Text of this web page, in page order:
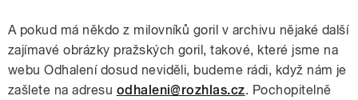
A pokud má někdo z milovníků goril v archivu nějaké další
zajímavé obrázky pražských goril, takové, které jsme na
webu Odhalení dosud neviděli, budeme rádi, když nám je
zašlete na adresu odhaleni@rozhlas.cz. Pochopitelně